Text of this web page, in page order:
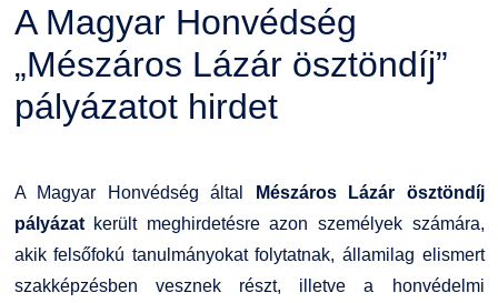
Hallgatókra érvényes szabályzatok
Ösztöndíjak
Nemzetközi Lehetőségek
Szolgáltatások
Neptun
Moodle
Átjelentkezőknek
Kapcsolat
Minőségirányítás
Intézményi és Tanulmányi Tájékoztató
A Magyar Honvédség
„Mészáros Lázár ösztöndíj”
pályázatot hirdet
A Magyar Honvédség által
Mészáros Lázár ösztöndíj
pályázatkerült meghirdetésre azon személyek számára,
akik felsőfokú tanulmányokat folytatnak, államilag elismert
szakképzésben vesznek részt, illetve a honvédelmi